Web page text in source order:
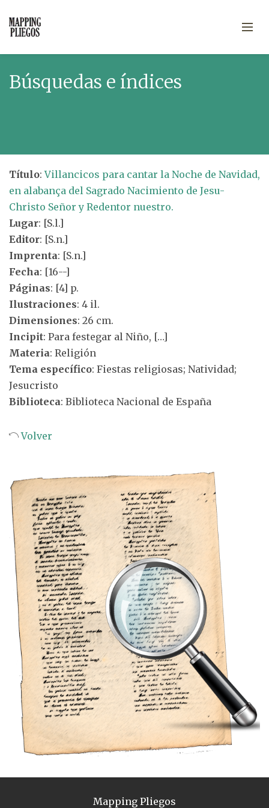
Búsquedas e índices
Título:Villancicos para cantar la Noche de Navidad,
en alabança del Sagrado Nacimiento de Jesu-
Christo Señor y Redentor nuestro.
Lugar: [S.l.]
Editor: [S.n.]
Imprenta: [S.n.]
Fecha: [16--]
Páginas: [4] p.
Ilustraciones: 4 il.
Dimensiones: 26 cm.
Incipit: Para festegar al Niño, […]
Materia: Religión
Tema específico: Fiestas religiosas; Natividad;
Jesucristo
Biblioteca: Biblioteca Nacional de España
Volver
Mapping Pliegos